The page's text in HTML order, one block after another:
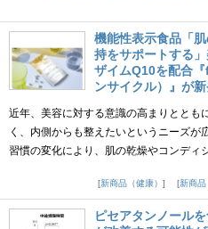
機能性表示食品「
持をサポートする
ザイムQ10を配合
ンサイクル）』が
近年、美容に対する意識の高まりととも
く、内側からも整えたいというニーズ
習慣の変化により、肌の乾燥やコンデ
新商品（健康）
新商品
ピセアタンノール